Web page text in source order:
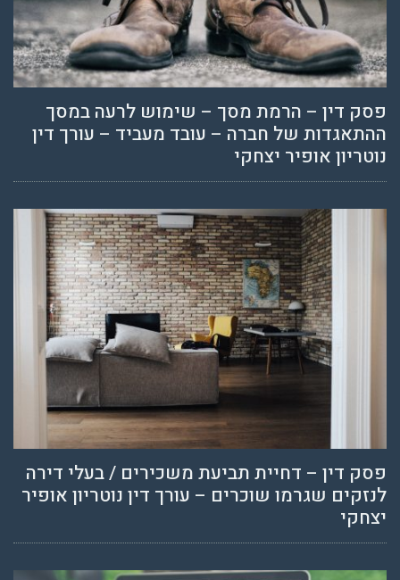
פסק דין – הרמת מסך – שימוש לרעה במסך
ההתאגדות של חברה – עובד מעביד – עורך דין
נוטריון אופיר יצחקי
פסק דין – דחיית תביעת משכירים / בעלי דירה
לנזקים שגרמו שוכרים – עורך דין נוטריון אופיר
יצחקי